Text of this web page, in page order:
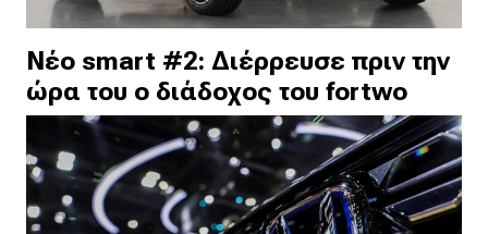
Νέο smart #2: Διέρρευσε πριν την
ώρα του ο διάδοχος του fortwo